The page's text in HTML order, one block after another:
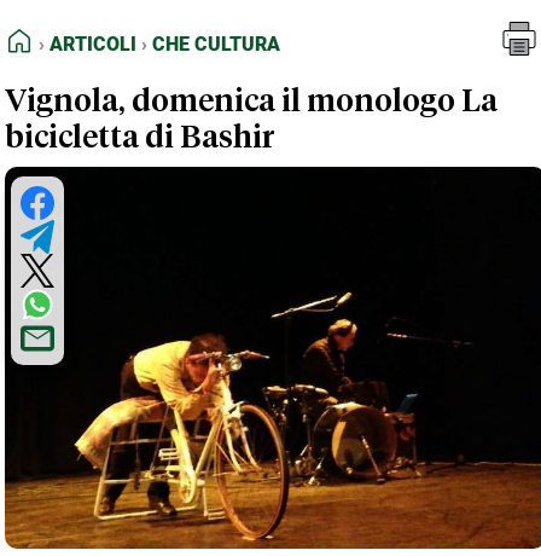
FEED RSS
NORMATIVE DEONTOLOGICHE
TERMINI e CONDIZIONI
Articoli
Che Cultura
HOME
ARTICOLI CHE CULTURA
Vignola, domenica il monologo La
bicicletta di Bashir